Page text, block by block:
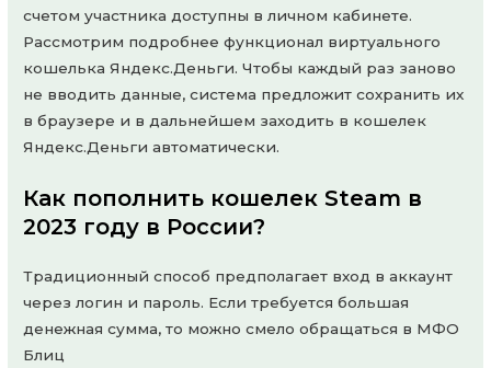
счетом участника доступны в личном кабинете.
Рассмотрим подробнее функционал виртуального
кошелька Яндекс.Деньги. Чтобы каждый раз заново
не вводить данные, система предложит сохранить их
в браузере и в дальнейшем заходить в кошелек
Яндекс.Деньги автоматически.
Как пополнить кошелек Steam в
2023 году в России?
Традиционный способ предполагает вход в аккаунт
через логин и пароль. Если требуется большая
денежная сумма, то можно смело обращаться в МФО
Блиц